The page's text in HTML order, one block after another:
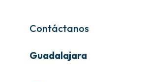
Contáctanos
Guadalajara